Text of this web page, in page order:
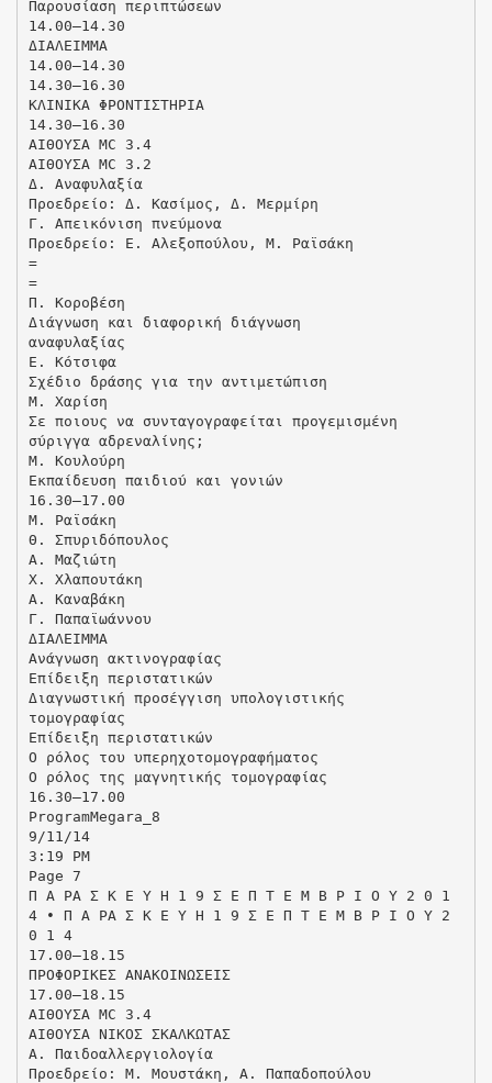
Παρουσίαση περιπτώσεων
14.00–14.30
ΔΙΑΛΕΙΜΜΑ
14.00–14.30
14.30–16.30
ΚΛΙΝΙΚΑ ΦΡΟΝΤΙΣΤΗΡΙΑ
14.30–16.30
ΑΙΘΟΥΣΑ MC 3.4
ΑΙΘΟΥΣΑ MC 3.2
Δ. Αναφυλαξία
Προεδρείο: Δ. Κασίμος, Δ. Μερμίρη
Γ. Απεικόνιση πνεύμονα
Προεδρείο: Ε. Αλεξοπούλου, Μ. Ραϊσάκη
=
=
Π. Κοροβέση
Διάγνωση και διαφορική διάγνωση
αναφυλαξίας
Ε. Κότσιφα
Σχέδιο δράσης για την αντιμετώπιση
Μ. Χαρίση
Σε ποιους να συνταγογραφείται προγεμισμένη
σύριγγα αδρεναλίνης;
Μ. Κουλούρη
Εκπαίδευση παιδιού και γονιών
16.30–17.00
Μ. Ραϊσάκη
Θ. Σπυριδόπουλος
Α. Μαζιώτη
Χ. Χλαπουτάκη
Α. Καναβάκη
Γ. Παπαϊωάννου
ΔΙΑΛΕΙΜΜΑ
Ανάγνωση ακτινογραφίας
Επίδειξη περιστατικών
Διαγνωστική προσέγγιση υπολογιστικής
τομογραφίας
Επίδειξη περιστατικών
Ο ρόλος του υπερηχοτομογραφήματος
Ο ρόλος της μαγνητικής τομογραφίας
16.30–17.00
ProgramMegara_8
9/11/14
3:19 PM
Page 7
Π Α ΡΑ Σ Κ Ε Υ Η 1 9 Σ Ε Π Τ Ε Μ Β Ρ Ι Ο Υ 2 0 1
4 • Π Α ΡΑ Σ Κ Ε Υ Η 1 9 Σ Ε Π Τ Ε Μ Β Ρ Ι Ο Υ 2
0 1 4
17.00–18.15
ΠΡΟΦΟΡΙΚΕΣ ΑΝΑΚΟΙΝΩΣΕΙΣ
17.00–18.15
ΑΙΘΟΥΣΑ MC 3.4
ΑΙΘΟΥΣΑ ΝΙΚΟΣ ΣΚΑΛΚΩΤΑΣ
Α. Παιδοαλλεργιολογία
Προεδρείο: Μ. Μουστάκη, Α. Παπαδοπούλου